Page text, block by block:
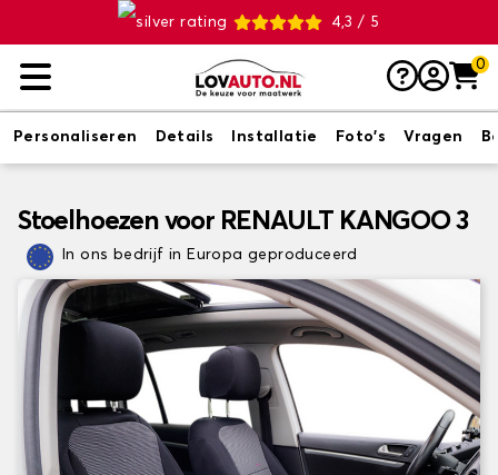
4,3 / 5
0
Personaliseren Details Installatie Foto's Vragen
Stoelhoezen voor RENAULT KANGOO 3
In ons bedrijf in Europa geproduceerd